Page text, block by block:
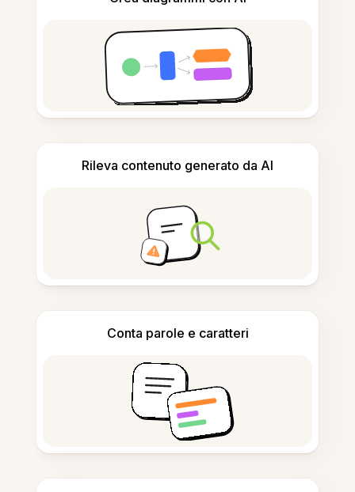
Rileva contenuto generato da AI
Conta parole e caratteri